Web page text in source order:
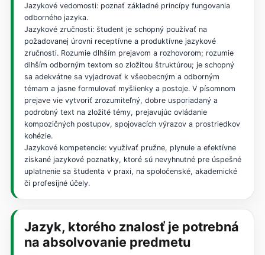
Jazykové vedomosti: poznať základné princípy fungovania
odborného jazyka.
Jazykové zručnosti: študent je schopný používať na
požadovanej úrovni receptívne a produktívne jazykové
zručnosti. Rozumie dlhším prejavom a rozhovorom; rozumie
dlhším odborným textom so zložitou štruktúrou; je schopný
sa adekvátne sa vyjadrovať k všeobecným a odborným
témam a jasne formulovať myšlienky a postoje. V písomnom
prejave vie vytvoriť zrozumiteľný, dobre usporiadaný a
podrobný text na zložité témy, prejavujúc ovládanie
kompozičných postupov, spojovacích výrazov a prostriedkov
kohézie.
Jazykové kompetencie: využívať pružne, plynule a efektívne
získané jazykové poznatky, ktoré sú nevyhnutné pre úspešné
uplatnenie sa študenta v praxi, na spoločenské, akademické
či profesijné účely.
Jazyk, ktorého znalosť je potrebná
na absolvovanie predmetu